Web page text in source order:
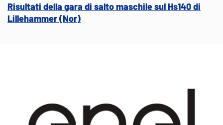
Risultati della gara di salto maschile sul Hs140 di
Lillehammer (Nor)